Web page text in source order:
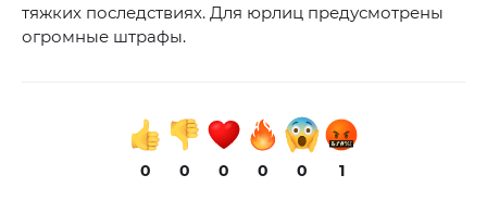
тяжких последствиях. Для юрлиц предусмотрены
огромные штрафы.
0 0 0 0 0 1